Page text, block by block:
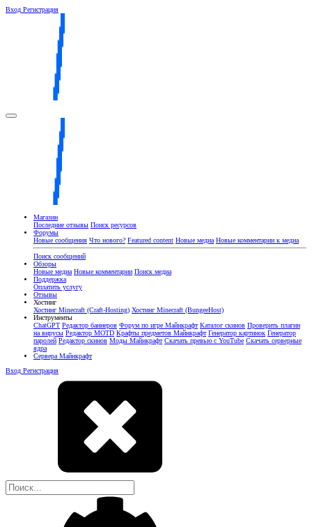
Вход Регистрация
Магазин
Последние отзывы Поиск ресурсов
Форумы
Новые сообщения Что нового? Featured content Новые медиа Новые комментарии к медиа
Поиск сообщений
Обзоры
Новые медиа Новые комментарии Поиск медиа
Поддержка
Оплатить услугу
Отзывы
Хостинг
Хостинг Minecraft (Craft-Hosting) Хостинг Minecraft (BungeeHost)
Инструменты
ChatGPT Редактор баннеров Форум по игре Майнкрафт Каталог скинов Проверить плагин
на вирусы Редактор MOTD Крафты предметов Майнкрафт Генератор картинок Генератор
паролей Редактор скинов Моды Майнкрафт Скачать превью с YouTube Скачать серверные
ядра
Сервера Майнкрафт
Вход Регистрация